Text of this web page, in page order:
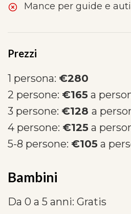
Mance per guide e
Prezzi
1 persona: €280
2 persone: €165 a
3 persone: €128 a
4 persone: €125 a
5-8 persone: €105 a
Bambini
Da 0 a 5 anni: Gratis